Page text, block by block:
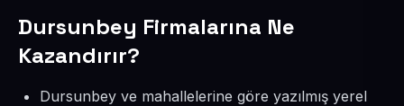
Dursunbey Firmalarına Ne
Kazandırır?
Dursunbey ve mahallelerine göre yazılmış yerel